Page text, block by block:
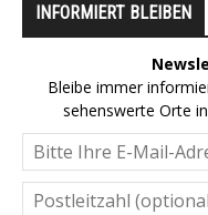
INFORMIERT BLEIBEN
Bleibe immer
sehenswerte Orte